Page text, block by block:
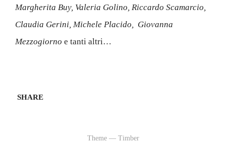
Mezzogiornoe tanti altri…
20154 - Milano (MI) - P.IVA 10299910967